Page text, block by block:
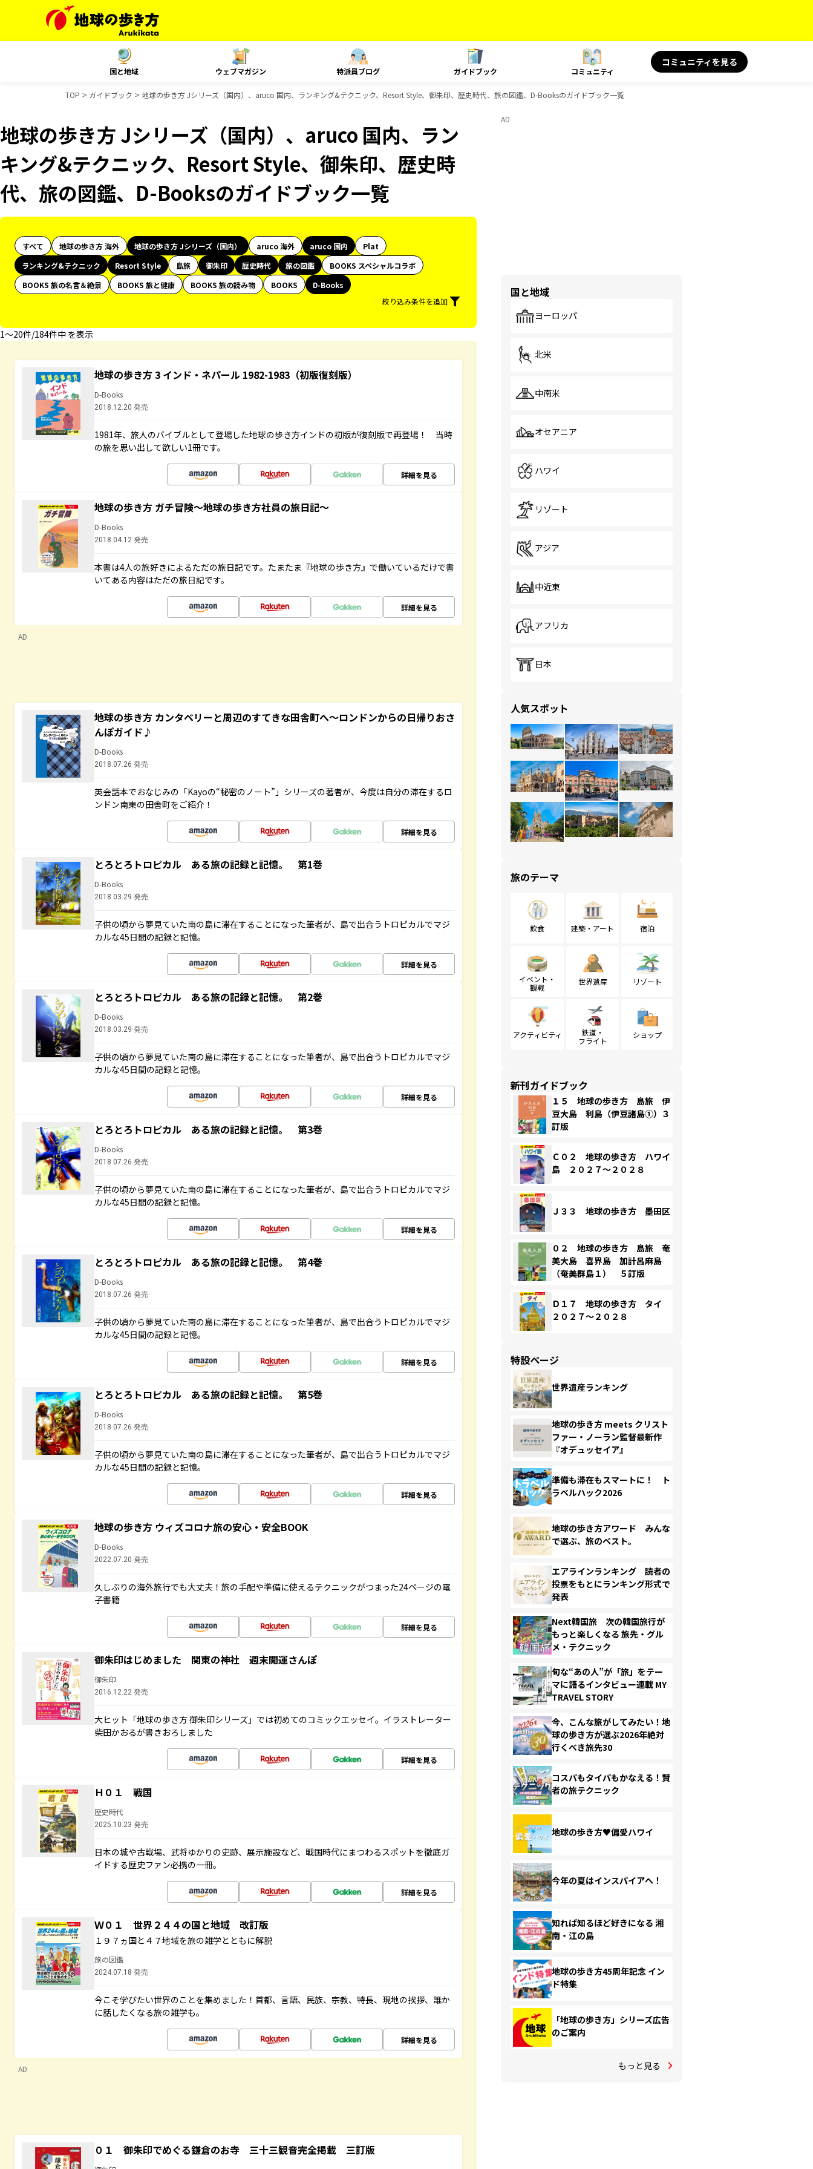
国と地域 ウェブマガジン 特派員ブログ ガイドブック コミュニティ
コミュニティを見る
TOP ガイドブック 地球の歩き方 Jシリーズ（国内）、aruco 国内、ランキング&テクニック、Resort Style、御朱印、歴史時代、旅の図鑑、D-Booksのガイドブック一覧
地球の歩き方 Jシリーズ（国内）、aruco 国内、ラン
キング&テクニック、Resort Style、御朱印、歴史時
代、旅の図鑑、D-Booksのガイドブック一覧
すべて 地球の歩き方 海外 地球の歩き方 Jシリーズ（国内） aruco 海外 aruco 国内
Plat
ランキング&テクニック
Resort Style 島旅 御朱印 歴史時代 旅の図鑑
BOOKS スペシャルコラボ
BOOKS 旅の名言＆絶景
BOOKS 旅と健康 BOOKS 旅の読み物 BOOKS
D-Books
絞り込み条件を追加
1〜20件/184件中 を表示
地球の歩き方 3 インド・ネパール 1982-1983（初版復刻版）
D-Books
2018.12.20 発売
1981年、旅人のバイブルとして登場した地球の歩き方インドの初版が復刻版で再登場！ 当時
の旅を思い出して欲しい1冊です。
詳細を見る
地球の歩き方 ガチ冒険～地球の歩き方社員の旅日記～
D-Books
2018.04.12 発売
本書は4人の旅好きによるただの旅日記です。たまたま『地球の歩き方』で働いているだけで書
いてある内容はただの旅日記です。
詳細を見る
AD
地球の歩き方 カンタベリーと周辺のすてきな田舎町へ～ロンドンからの日帰りおさ
んぽガイド♪
D-Books
2018.07.26 発売
英会話本でおなじみの「Kayoの“秘密のノート”」シリーズの著者が、今度は自分の滞在するロ
ンドン南東の田舎町をご紹介！
詳細を見る
とろとろトロピカル ある旅の記録と記憶。 第1巻
D-Books
2018.03.29 発売
子供の頃から夢見ていた南の島に滞在することになった筆者が、島で出合うトロピカルでマジ
カルな45日間の記録と記憶。
詳細を見る
とろとろトロピカル ある旅の記録と記憶。 第2巻
D-Books
2018.03.29 発売
子供の頃から夢見ていた南の島に滞在することになった筆者が、島で出合うトロピカルでマジ
カルな45日間の記録と記憶。
詳細を見る
とろとろトロピカル ある旅の記録と記憶。 第3巻
D-Books
2018.07.26 発売
子供の頃から夢見ていた南の島に滞在することになった筆者が、島で出合うトロピカルでマジ
カルな45日間の記録と記憶。
詳細を見る
とろとろトロピカル ある旅の記録と記憶。 第4巻
D-Books
2018.07.26 発売
子供の頃から夢見ていた南の島に滞在することになった筆者が、島で出合うトロピカルでマジ
カルな45日間の記録と記憶。
詳細を見る
とろとろトロピカル ある旅の記録と記憶。 第5巻
D-Books
2018.07.26 発売
子供の頃から夢見ていた南の島に滞在することになった筆者が、島で出合うトロピカルでマジ
カルな45日間の記録と記憶。
詳細を見る
地球の歩き方 ウィズコロナ旅の安心・安全BOOK
D-Books
2022.07.20 発売
久しぶりの海外旅行でも大丈夫！旅の手配や準備に使えるテクニックがつまった24ページの電
子書籍
詳細を見る
御朱印はじめました 関東の神社 週末開運さんぽ
御朱印
2016.12.22 発売
大ヒット「地球の歩き方 御朱印シリーズ」では初めてのコミックエッセイ。イラストレーター
柴田かおるが書きおろしました
詳細を見る
Ｈ０１ 戦国
歴史時代
2025.10.23 発売
日本の城や古戦場、武将ゆかりの史跡、展示施設など、戦国時代にまつわるスポットを徹底ガ
イドする歴史ファン必携の一冊。
詳細を見る
Ｗ０１ 世界２４４の国と地域 改訂版
１９７ヵ国と４７地域を旅の雑学とともに解説
旅の図鑑
2024.07.18 発売
今こそ学びたい世界のことを集めました！首都、言語、民族、宗教、特長、現地の挨拶、誰か
に話したくなる旅の雑学も。
詳細を見る
AD
０１ 御朱印でめぐる鎌倉のお寺 三十三観音完全掲載 三訂版
AD
国と地域
ヨーロッパ
北米
中南米
オセアニア
ハワイ
リゾート
アジア
中近東
アフリカ
日本
人気スポット
旅のテーマ
飲食 建築・アート 宿泊
イベント・
観戦
世界遺産 リゾート
アクティビティ
鉄道・
フライト
ショップ
新刊ガイドブック
１５ 地球の歩き方 島旅 伊
豆大島 利島（伊豆諸島①）３
訂版
Ｃ０２ 地球の歩き方 ハワイ
島 ２０２７～２０２８
Ｊ３３ 地球の歩き方 墨田区
０２ 地球の歩き方 島旅 奄
美大島 喜界島 加計呂麻島
（奄美群島１） ５訂版
Ｄ１７ 地球の歩き方 タイ
２０２７～２０２８
特設ページ
世界遺産ランキング
地球の歩き方 meets クリスト
ファー・ノーラン監督最新作
『オデュッセイア』
準備も滞在もスマートに！ ト
ラベルハック2026
地球の歩き方アワード みんな
で選ぶ、旅のベスト。
エアラインランキング 読者の
投票をもとにランキング形式で
発表
Next韓国旅 次の韓国旅行が
もっと楽しくなる 旅先・グル
メ・テクニック
旬な“あの人”が「旅」をテー
マに語るインタビュー連載 MY
TRAVEL STORY
今、こんな旅がしてみたい！地
球の歩き方が選ぶ2026年絶対
行くべき旅先30
コスパもタイパもかなえる！賢
者の旅テクニック
地球の歩き方♥偏愛ハワイ
今年の夏はインスパイアへ！
知れば知るほど好きになる 湘
南・江の島
地球の歩き方45周年記念 イン
ド特集
「地球の歩き方」シリーズ広告
のご案内
もっと見る